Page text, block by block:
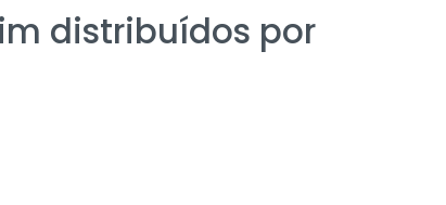
distribuídos por